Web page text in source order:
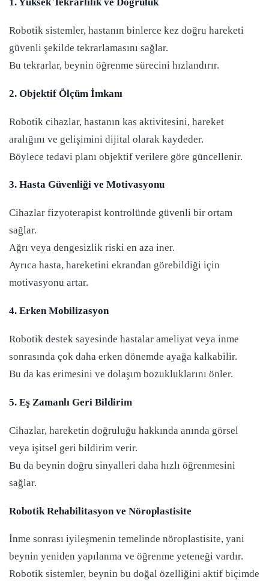
Robotik sistemler, hastanın binlerce kez doğru hareketi
güvenli şekilde tekrarlamasını sağlar.
Bu tekrarlar, beynin öğrenme sürecini hızlandırır.
2. Objektif Ölçüm İmkanı
Robotik cihazlar, hastanın kas aktivitesini, hareket
aralığını ve gelişimini dijital olarak kaydeder.
Böylece tedavi planı objektif verilere göre güncellenir.
3. Hasta Güvenliği ve Motivasyonu
Cihazlar fizyoterapist kontrolünde güvenli bir ortam
sağlar.
Ağrı veya dengesizlik riski en aza iner.
Ayrıca hasta, hareketini ekrandan görebildiği için
motivasyonu artar.
4. Erken Mobilizasyon
Robotik destek sayesinde hastalar ameliyat veya inme
sonrasında çok daha erken dönemde ayağa kalkabilir.
Bu da kas erimesini ve dolaşım bozukluklarını önler.
5. Eş Zamanlı Geri Bildirim
Cihazlar, hareketin doğruluğu hakkında anında görsel
veya işitsel geri bildirim verir.
Bu da beynin doğru sinyalleri daha hızlı öğrenmesini
sağlar.
Robotik Rehabilitasyon ve Nöroplastisite
İnme sonrası iyileşmenin temelinde nöroplastisite, yani
beynin yeniden yapılanma ve öğrenme yeteneği vardır.
Robotik sistemler, beynin bu doğal özelliğini aktif biçimde